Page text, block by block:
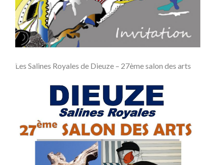
Les Salines Royales de Dieuze – 27ème salon des arts